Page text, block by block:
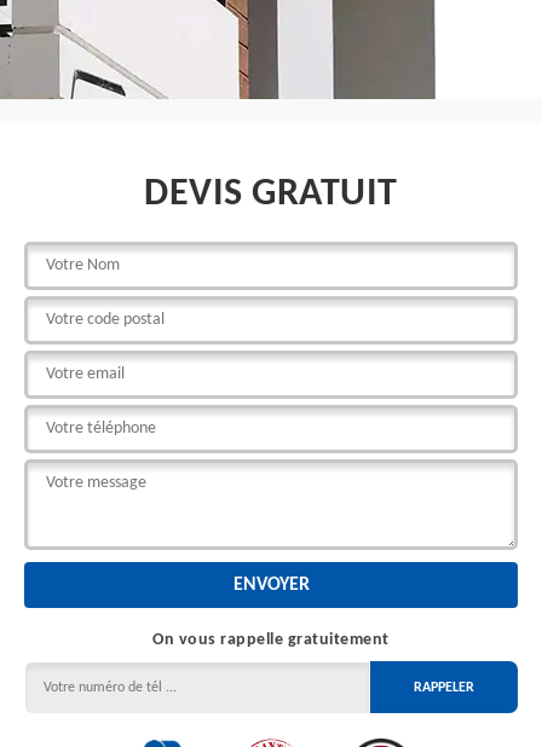
DEVIS GRATUIT
On vous rappelle gratuitement